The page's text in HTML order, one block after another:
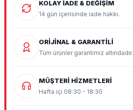
KOLAY İADE & DEĞİŞİM
14 gün içerisinde iade hakkı.
ORİJİNAL & GARANTİLİ
Tüm ürünler garantimiz altındadır.
MÜŞTERİ HİZMETLERİ
Hafta içi 08:30 - 18:30